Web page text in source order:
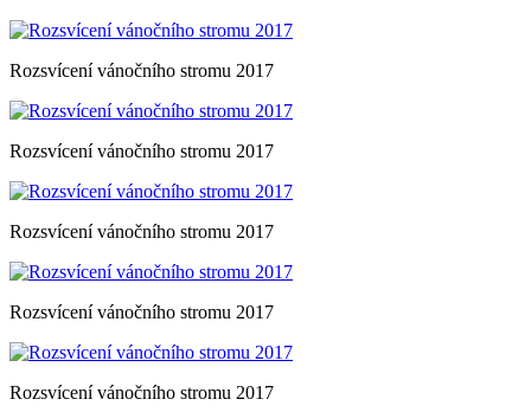
Rozsvícení vánočního stromu 2017
Rozsvícení vánočního stromu 2017
Rozsvícení vánočního stromu 2017
Rozsvícení vánočního stromu 2017
Rozsvícení vánočního stromu 2017